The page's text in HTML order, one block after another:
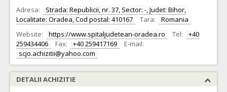
Adresa:
Strada: Republicii, nr. 37, Sector: -, Judet: Bihor,
Localitate: Oradea, Cod postal: 410167
Tara:
Romania
Website:
https://www.spitaljudetean-oradea.ro Tel:
+40
259434406
Fax: +40 259417169
E-mail:
scjo.achizitii@yahoo.com
DETALII ACHIZITIE